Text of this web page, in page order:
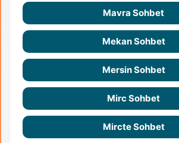
Mavra Sohbet
Mekan Sohbet
Mersin Sohbet
Mirc Sohbet
Mircte Sohbet